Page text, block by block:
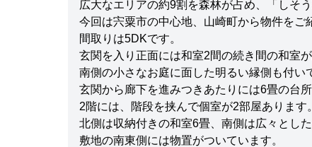
広大なエリアの約9割を森林が占め、「しそ
今回は宍粟市の中心地、山崎町から物件をご
間取りは5DKです。
玄関を入り正面には和室2間の続き間の和室が
南側の小さなお庭に面した明るい縁側も付い
玄関から廊下を進みつきあたりには6畳の台
2階には、階段を挟んで個室が2部屋あります。
北側は収納付きの和室6畳、南側は広々とし
敷地の南東側には物置がついています。